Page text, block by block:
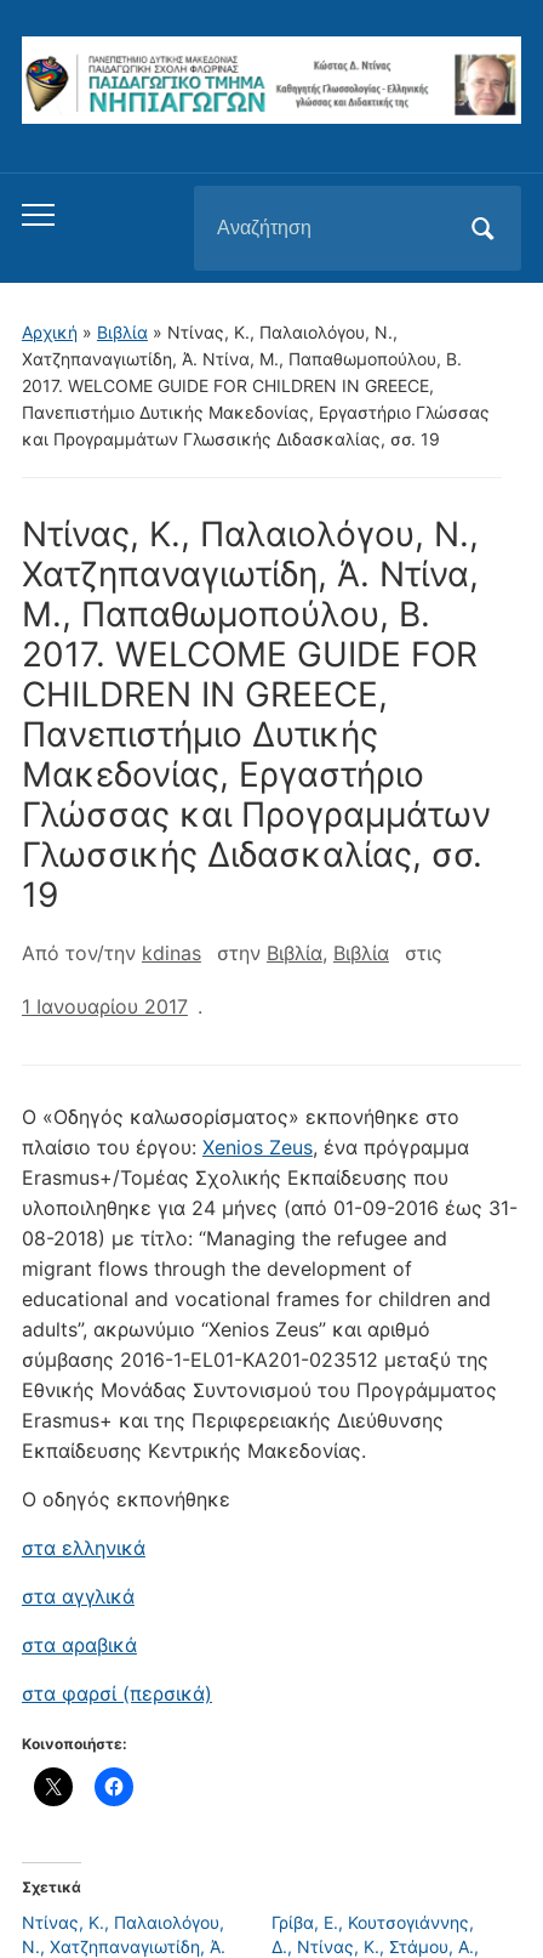
Εναλλαγή
μενού
για
κινητά
για:
Αρχική» Βιβλία » Ντίνας, K., Παλαιολόγου, N.,
Χατζηπαναγιωτίδη, Ά. Ντίνα, Μ., Παπαθωμοπούλου, Β.
2017. WELCOME GUIDE FOR CHILDREN IN GREECE,
Πανεπιστήμιο Δυτικής Μακεδονίας, Εργαστήριο Γλώσσας
και Προγραμμάτων Γλωσσικής Διδασκαλίας, σσ. 19
Ντίνας, K., Παλαιολόγου, N.,
Χατζηπαναγιωτίδη, Ά. Ντίνα,
Μ., Παπαθωμοπούλου, Β.
2017. WELCOME GUIDE FOR
CHILDREN IN GREECE,
Πανεπιστήμιο Δυτικής
Μακεδονίας, Εργαστήριο
Γλώσσας και Προγραμμάτων
Γλωσσικής Διδασκαλίας, σσ.
19
Από τον/την kdinas στην Βιβλία, Βιβλία στις
1 Ιανουαρίου 2017 .
Ο «Οδηγός καλωσορίσματος» εκπονήθηκε στο
πλαίσιο του έργου: Xenios Zeus, ένα πρόγραμμα
Erasmus+/Τομέας Σχολικής Εκπαίδευσης που
υλοποιληθηκε για 24 μήνες (από 01-09-2016 έως 31-
08-2018) με τίτλο: “Managing the refugee and
migrant flows through the development of
educational and vocational frames for children and
adults”, ακρωνύμιο “Xenios Zeus” και αριθμό
σύμβασης 2016-1-EL01-KA201-023512 μεταξύ της
Εθνικής Μονάδας Συντονισμού του Προγράμματος
Εrasmus+ και της Περιφερειακής Διεύθυνσης
Εκπαίδευσης Κεντρικής Μακεδονίας.
Ο οδηγός εκπονήθηκε
στα ελληνικά
στα αγγλικά
στα αραβικά
στα φαρσί (περσικά)
Κοινοποιήστε:
Σχετικά
Ντίνας, K., Παλαιολόγου,
N., Χατζηπαναγιωτίδη, Ά.
Γρίβα, Ε., Κουτσογιάννης,
Δ., Ντίνας, Κ., Στάμου, Α.,